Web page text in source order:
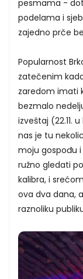
pesmama -
podelama i
zajedno prče
Popularnost
zatečenim
zaredom imati
bezmalo
izveštaj (22.11.
nas je tu
moju gospođu
ružno gledati
kalibra, i
ova dva dana,
raznoliku